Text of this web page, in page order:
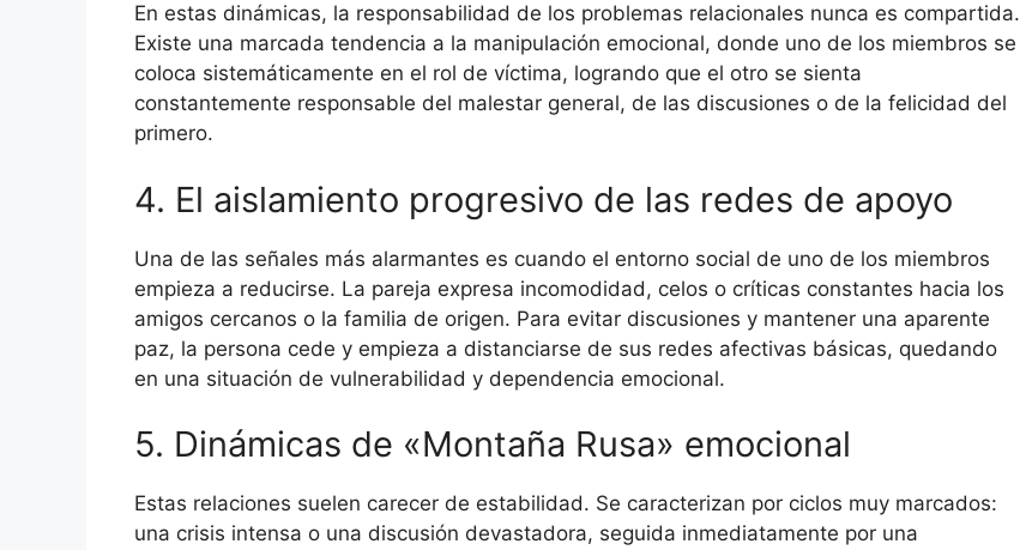
En estas dinámicas, la responsabilidad de los problemas relacionales nunca es compartida.
Existe una marcada tendencia a la manipulación emocional, donde uno de los miembros se
coloca sistemáticamente en el rol de víctima, logrando que el otro se sienta
constantemente responsable del malestar general, de las discusiones o de la felicidad del
primero.
4. El aislamiento progresivo de las redes de apoyo
Una de las señales más alarmantes es cuando el entorno social de uno de los miembros
empieza a reducirse. La pareja expresa incomodidad, celos o críticas constantes hacia los
amigos cercanos o la familia de origen. Para evitar discusiones y mantener una aparente
paz, la persona cede y empieza a distanciarse de sus redes afectivas básicas, quedando
en una situación de vulnerabilidad y dependencia emocional.
5. Dinámicas de «Montaña Rusa» emocional
Estas relaciones suelen carecer de estabilidad. Se caracterizan por ciclos muy marcados:
una crisis intensa o una discusión devastadora, seguida inmediatamente por una